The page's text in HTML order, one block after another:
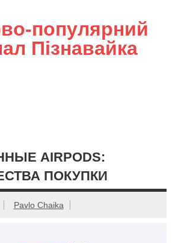
популярний
Пізнавайка
AIRPODS:
ПОКУПКИ
Pavlo Chaika